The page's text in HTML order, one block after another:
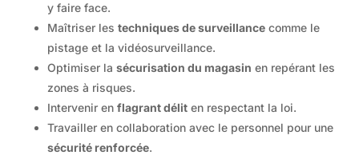
y faire face.
Maîtriser les techniques de surveillance comme le
pistage et la vidéosurveillance.
Optimiser la sécurisation du magasin en repérant les
zones à risques.
Intervenir en flagrant délit en respectant la loi.
Travailler en collaboration avec le personnel pour une
sécurité renforcée.